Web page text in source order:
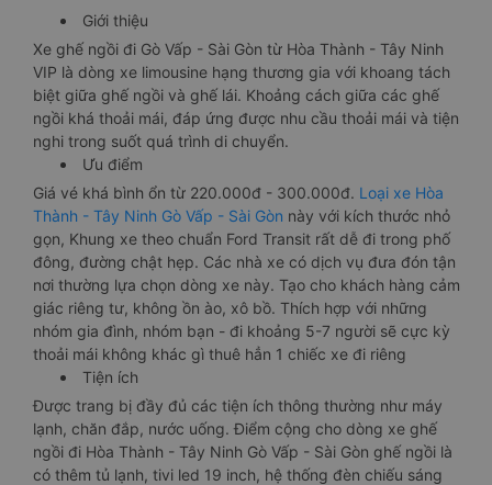
Giới thiệu
Xe ghế ngồi đi Gò Vấp - Sài Gòn từ Hòa Thành - Tây Ninh
VIP là dòng xe limousine hạng thương gia với khoang tách
biệt giữa ghế ngồi và ghế lái. Khoảng cách giữa các ghế
ngồi khá thoải mái, đáp ứng được nhu cầu thoải mái và tiện
nghi trong suốt quá trình di chuyển.
Ưu điểm
Giá vé khá bình ổn từ 220.000đ - 300.000đ. Loại xe Hòa
Thành - Tây Ninh Gò Vấp - Sài Gòn này với kích thước nhỏ
gọn, Khung xe theo chuẩn Ford Transit rất dễ đi trong phố
đông, đường chật hẹp. Các nhà xe có dịch vụ đưa đón tận
nơi thường lựa chọn dòng xe này. Tạo cho khách hàng cảm
giác riêng tư, không ồn ào, xô bồ. Thích hợp với những
nhóm gia đình, nhóm bạn - đi khoảng 5-7 người sẽ cực kỳ
thoải mái không khác gì thuê hẳn 1 chiếc xe đi riêng
Tiện ích
Được trang bị đầy đủ các tiện ích thông thường như máy
lạnh, chăn đắp, nước uống. Điểm cộng cho dòng xe ghế
ngồi đi Hòa Thành - Tây Ninh Gò Vấp - Sài Gòn ghế ngồi là
có thêm tủ lạnh, tivi led 19 inch, hệ thống đèn chiếu sáng